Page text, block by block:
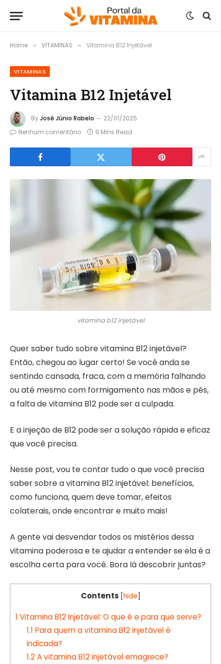
Home » VITAMINAS » Vitamina B12 Injetável
VITAMINAS
Vitamina B12 Injetável
ByJosé Júnio Rabelo
22/01/2025
Nenhum comentário
9 Mins Read
vitamina b12 injetável
Quer saber tudo sobre vitamina B12 injetável?
Então, chegou ao lugar certo! Se você anda se
sentindo cansada, fraca, com a memória falhando
ou até mesmo com formigamento nas mãos e pés,
a falta de vitamina B12 pode ser a culpada.
E a injeção de B12 pode ser a solução rápida e eficaz
que você precisa.
Nesse post, vou te contar tudo o que você precisa
saber sobre a vitamina B12 injetável: benefícios,
como funciona, quem deve tomar, efeitos
colaterais, onde encontrar e muito mais!
A gente vai desvendar todos os mistérios dessa
vitamina poderosa e te ajudar a entender se ela é a
escolha certa para você. Bora lá descobrir juntas?
Contents hide
1 Vitamina B12 Injetável: O que é e para que serve?
1.1 Para quem a vitamina B12 injetável é
indicada?
1.2A vitamina B12 injetável emagrece?